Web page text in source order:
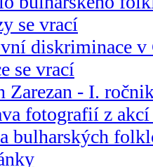
se vrací
diskriminace
se vrací
Zarezan - I.
fotografií z akcí
bulharských